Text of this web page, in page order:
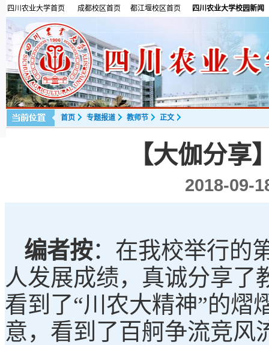
四川农业大学首页 成都校区首页 都江堰校区首页 四川农业大学校园新闻
首页 专题报道 教师节 正文
【大伽分
2018-09-
编者按： 在我校举行的
人发展成绩，真诚分享了
看到了“川农大精神”的熠
意，看到了百舸争流竞风